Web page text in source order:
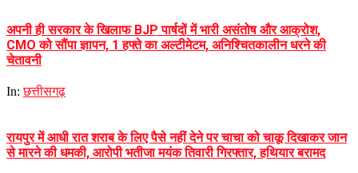
अपनी ही सरकार के खिलाफ BJP पार्षदों में भारी असंतोष और आक्रोश,
CMO को सौंपा ज्ञापन, 1 हफ्ते का अल्टीमेटम, अनिश्चितकालीन धरने की
चेतावनी
In: छत्तीसगढ़
रायपुर में आधी रात शराब के लिए पैसे नहीं देने पर चाचा को चाकू दिखाकर जान
से मारने की धमकी, आरोपी भतीजा मयंक तिवारी गिरफ्तार, हथियार बरामद